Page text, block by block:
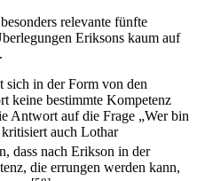
relevante fünfte
Eriksons kaum auf
sich in der Form von den
keine bestimmte Kompetenz
Antwort auf die Frage „Wer bin
auch Lothar
dass nach Erikson in der
die errungen werden kann,